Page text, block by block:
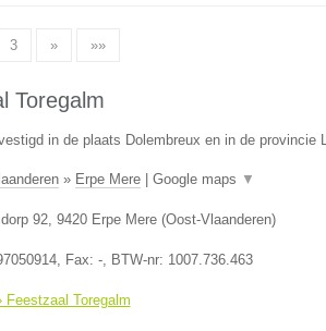
3 » »»
Toregalm
in de plaats Dolembreux en in de provincie
» Erpe Mere| Google maps ▼
92, 9420 Erpe Mere(Oost-Vlaanderen)
, Fax: -, BTW-nr: 1007.736.463
Feestzaal Toregalm